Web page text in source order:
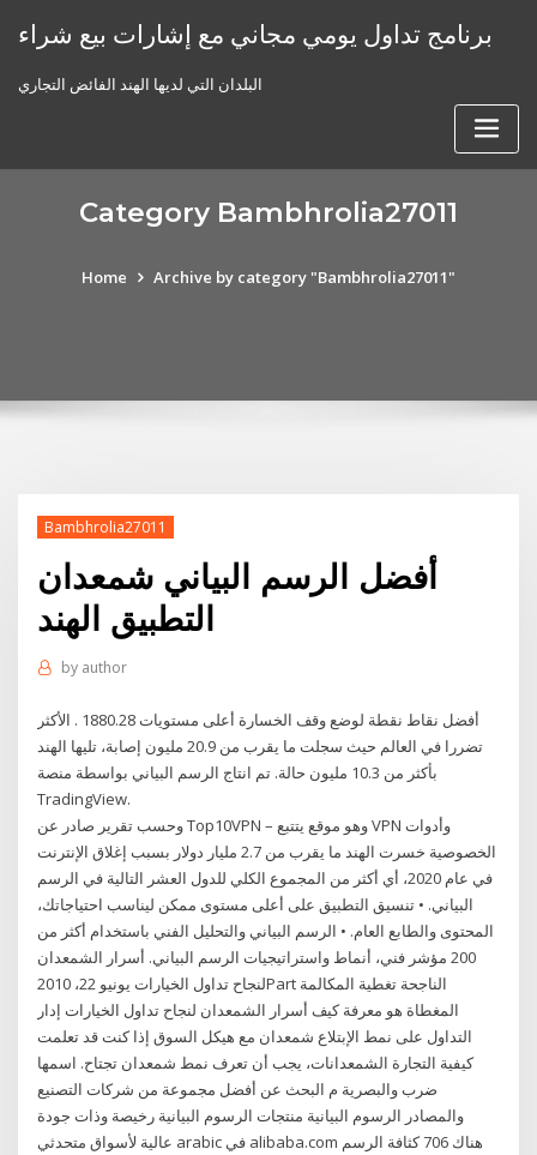
برنامج تداول يومي مجاني مع إشارات بيع شراء
البلدان التي لديها الهند الفائض التجاري
Category Bambhrolia27011
Home Archive by category "Bambhrolia27011"
Bambhrolia27011
أفضل الرسم البياني شمعدان
التطبيق الهند
by author
أفضل نقاط نقطة لوضع وقف الخسارة أعلى مستويات 1880.28 . الأكثر
تضررا في العالم حيث سجلت ما يقرب من 20.9 مليون إصابة، تليها الهند
بأكثر من 10.3 مليون حالة. تم انتاج الرسم البياني بواسطة منصة
TradingView.
وحسب تقرير صادر عن Top10VPN – وهو موقع يتتبع VPN وأدوات
الخصوصية خسرت الهند ما يقرب من 2.7 مليار دولار بسبب إغلاق الإنترنت
في عام 2020، أي أكثر من المجموع الكلي للدول العشر التالية في الرسم
البياني. • تنسيق التطبيق على أعلى مستوى ممكن ليناسب احتياجاتك،
المحتوى والطابع العام. • الرسم البياني والتحليل الفني باستخدام أكثر من
200 مؤشر فني، أنماط واستراتيجيات الرسم البياني. أسرار الشمعدان
لنجاح تداول الخيارات يونيو 22، 2010Part الناجحة تغطية المكالمة
المغطاة هو معرفة كيف أسرار الشمعدان لنجاح تداول الخيارات إدار
التداول على نمط الإبتلاع شمعدان مع هيكل السوق إذا كنت قد تعلمت
كيفية التجارة الشمعدانات، يجب أن تعرف نمط شمعدان تجتاح. اسمها
ضرب والبصرية م البحث عن أفضل مجموعة من شركات التصنيع
والمصادر الرسوم البيانية منتجات الرسوم البيانية رخيصة وذات جودة
عالية لأسواق متحدثي arabic في alibaba.com هناك 706 كثافة الرسم